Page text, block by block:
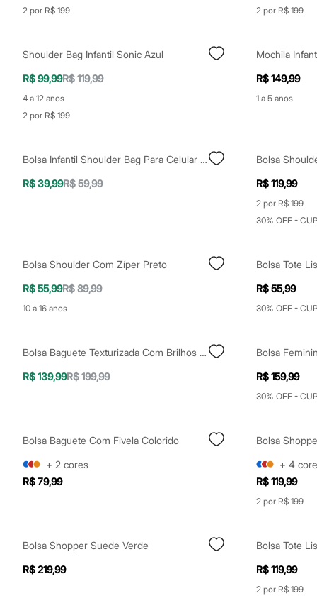
Clock House
Mindset
Moda esportiva
Blusas
Calçados
Shorts e Bermudas
Calcinhas
Meias
Saídas de praia
Personagens
Plus size
Blusas e Camisetas
Calças
Moda esportiva
Shorts e Saias
Vestidos
Novidades
Bermudas
Camisas
Calças
Polos
Acessórios
Bolsas e Mochilas
Chapéus e Bonés
2 por R$ 199
2 por R$ 199
Shoulder Bag Infantil Sonic Azul
R$ 99,99R$ 119,99
4 a 12 anos
2 por R$ 199
Mochila
R$ 149,99
1 a 5 anos
Bolsa Infantil Shoulder Bag Para Celular Prata
R$ 39,99R$ 59,99
Bolsa
R$ 119,99
2 por R$ 199
30% OFF -
Bolsa Shoulder Com Zíper Preto
R$ 55,99R$ 89,99
10 a 16 anos
Bolsa Tote
R$ 55,99
30% OFF -
Bolsa Baguete Texturizada Com Brilhos Bege
R$ 139,99R$ 199,99
Bolsa
R$ 159,99
30% OFF -
Bolsa Baguete Com Fivela Colorido
+ 2 cores
R$ 79,99
+ 4
R$ 119,99
2 por R$ 199
Bolsa Shopper Suede Verde
R$ 219,99
Bolsa Tote
R$ 119,99
2 por R$ 199